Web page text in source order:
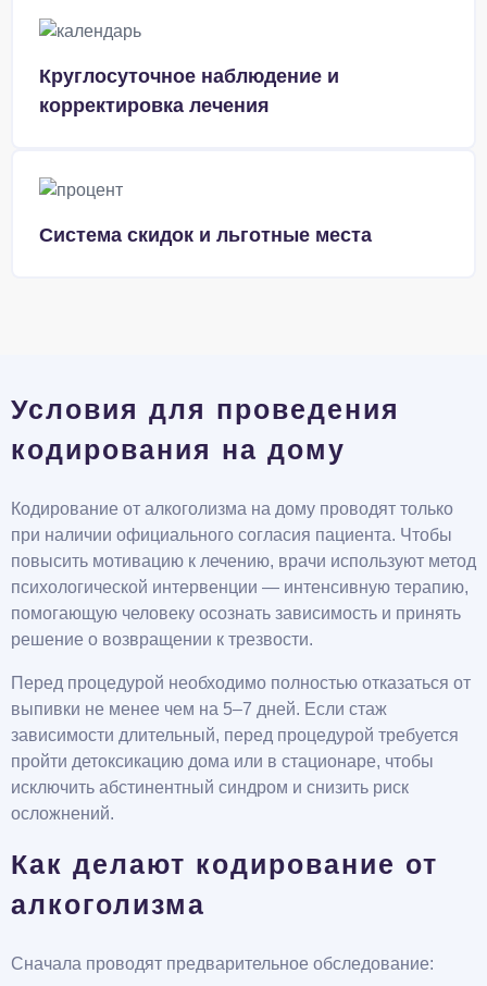
Круглосуточное наблюдение и
корректировка лечения
Система скидок и льготные места
Условия для проведения
кодирования на дому
Кодирование от алкоголизма на дому проводят только
при наличии официального согласия пациента. Чтобы
повысить мотивацию к лечению, врачи используют метод
психологической интервенции — интенсивную терапию,
помогающую человеку осознать зависимость и принять
решение о возвращении к трезвости.
Перед процедурой необходимо полностью отказаться от
выпивки не менее чем на 5–7 дней. Если стаж
зависимости длительный, перед процедурой требуется
пройти детоксикацию дома или в стационаре, чтобы
исключить абстинентный синдром и снизить риск
осложнений.
Как делают кодирование от
алкоголизма
Сначала проводят предварительное обследование: